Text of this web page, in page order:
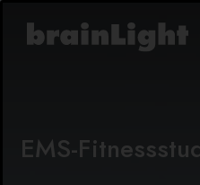
EMS-